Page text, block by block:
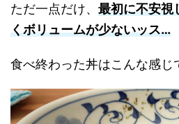
ただ一点だけ、 最初に不安視
くボリュームが少ないッス…
食べ終わった丼はこんな感じ